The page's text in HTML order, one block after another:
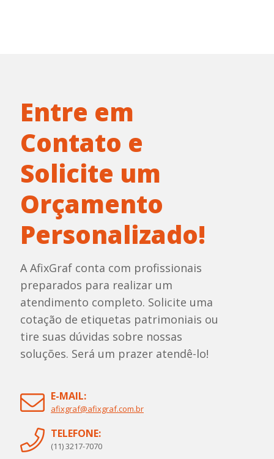
Entre em
Contato e
Solicite um
Orçamento
Personalizado!
A AfixGraf conta com profissionais
preparados para realizar um
atendimento completo. Solicite uma
cotação de etiquetas patrimoniais ou
tire suas dúvidas sobre nossas
soluções. Será um prazer atendê-lo!
E-MAIL:
afixgraf@afixgraf.com.br
TELEFONE:
(11) 3217-7070